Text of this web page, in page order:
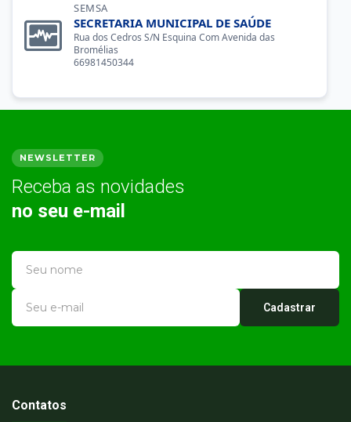
SEMSA
SECRETARIA MUNICIPAL DE SAÚDE
Rua dos Cedros S/N Esquina Com Avenida das
Bromélias
66981450344
NEWSLETTER
Receba as novidades
no seu e-mail
Cadastrar
Contatos